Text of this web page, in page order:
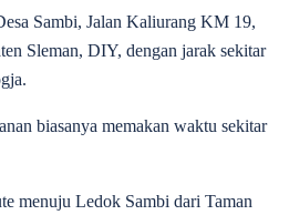
Sambi, Jalan Kaliurang KM 19,
Sleman, DIY, dengan jarak sekitar
biasanya memakan waktu sekitar
menuju Ledok Sambi dari Taman